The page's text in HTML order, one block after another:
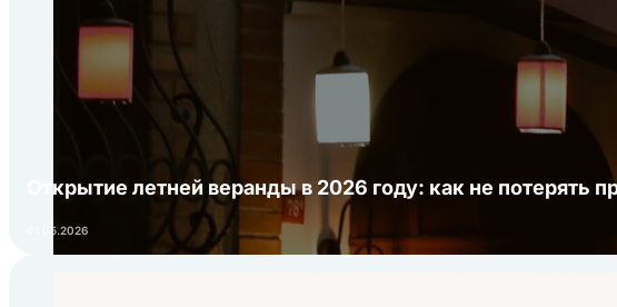
Открытие летней веранды в 2026 году: как не потерять
01.05.2026